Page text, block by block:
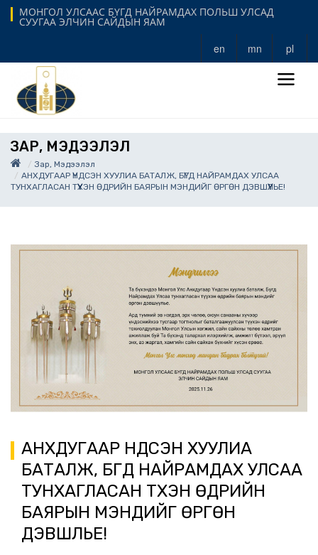
МОНГОЛ УЛСААС БҮГД НАЙРАМДАХ ПОЛЬШ УЛСАД
СУУГАА ЭЛЧИН САЙДЫН ЯАМ
en mn pl
ЗАР, МЭДЭЭЛЭЛ
Зар, Мэдээлэл
АНХДУГААР ҮНДСЭН ХУУЛИА БАТАЛЖ, БҮГД НАЙРАМДАХ УЛСАА
ТУНХАГЛАСАН ТҮҮХЭН ӨДРИЙН БАЯРЫН МЭНДИЙГ ӨРГӨН ДЭВШҮҮЛЬЕ!
АНХДУГААР ҮНДСЭН ХУУЛИА
БАТАЛЖ, БҮГД НАЙРАМДАХ УЛСАА
ТУНХАГЛАСАН ТҮҮХЭН ӨДРИЙН
БАЯРЫН МЭНДИЙГ ӨРГӨН
ДЭВШҮҮЛЬЕ!